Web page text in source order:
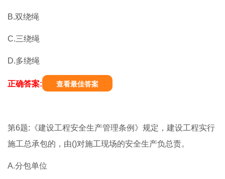
B.双绕绳
C.三绕绳
D.多绕绳
正确答案: 查看最佳答案
第6题:《建设工程安全生产管理条例》规定，建设工程实行
施工总承包的，由()对施工现场的安全生产负总责。
A.分包单位